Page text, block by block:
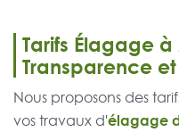
Tarifs Élagage
Transparence
Nous proposons des
vos travaux d'élagage